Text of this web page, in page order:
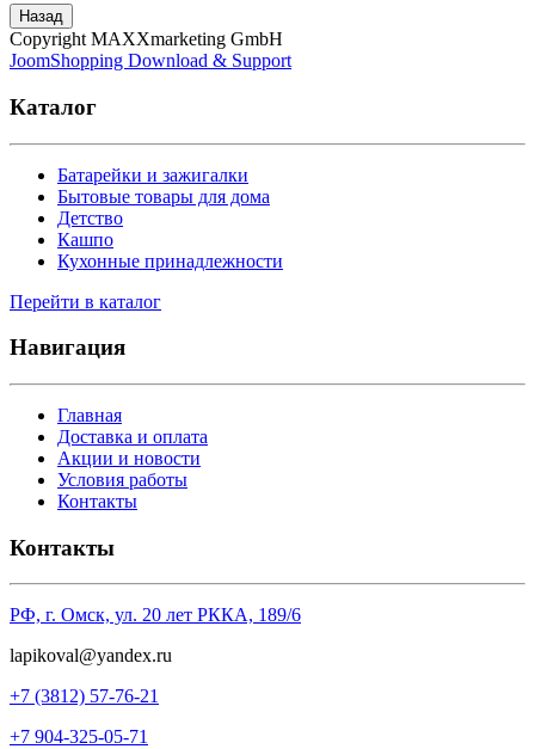
Назад
Copyright MAXXmarketing GmbH
JoomShopping Download & Support
Каталог
Батарейки и зажигалки
Бытовые товары для дома
Детство
Кашпо
Кухонные принадлежности
Перейти в каталог
Навигация
Главная
Доставка и оплата
Акции и новости
Условия работы
Контакты
Контакты
РФ, г. Омск, ул. 20 лет РККА, 189/6
lapikoval@yandex.ru
+7 (3812) 57-76-21
+7 904-325-05-71